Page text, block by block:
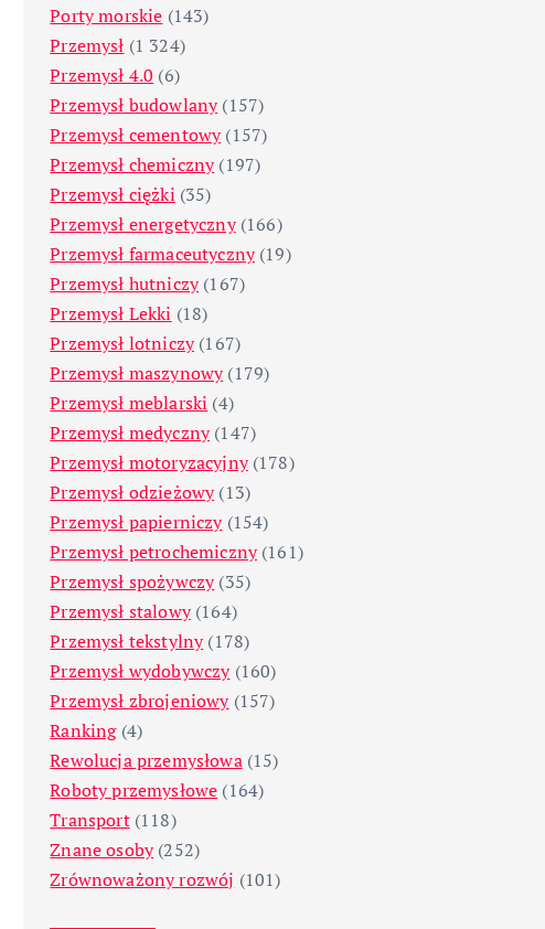
Porty morskie (143)
Przemysł (1 324)
Przemysł 4.0 (6)
Przemysł budowlany(157)
Przemysł cementowy(157)
Przemysł chemiczny(197)
Przemysł ciężki (35)
Przemysł energetyczny(166)
Przemysł farmaceutyczny(19)
Przemysł hutniczy(167)
Przemysł Lekki (18)
Przemysł lotniczy(167)
Przemysł maszynowy(179)
Przemysł meblarski (4)
Przemysł medyczny(147)
Przemysł motoryzacyjny(178)
Przemysł odzieżowy(13)
Przemysł papierniczy(154)
Przemysł petrochemiczny(161)
Przemysł spożywczy(35)
Przemysł stalowy(164)
Przemysł tekstylny(178)
Przemysł wydobywczy(160)
Przemysł zbrojeniowy(157)
Ranking(4)
Rewolucja przemysłowa(15)
Roboty przemysłowe (164)
Transport(118)
Znane osoby(252)
Zrównoważony rozwój (101)